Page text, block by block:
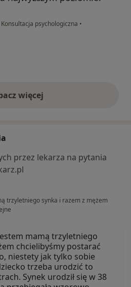
Konsultacja psychologiczna •
więcej
opinie powyżej
przez lekarza na pytania
trzyletniego synka i razem z mężem
mamą trzyletniego
chcielibyśmy postarać
niestety jak tylko sobie
trzeba urodzić to
Synek urodził się w 38